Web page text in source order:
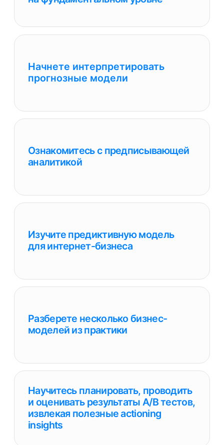
Разберете несколько бизнес-
Научитесь планировать, проводить
insights
Узнаете, как учитывать внешние
факторы при проведении бизнес-
анализа